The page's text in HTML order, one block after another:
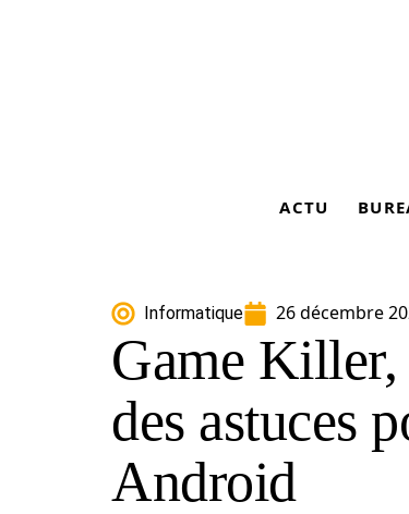
ACTU
Informatique 26 décembre
Game Killer,
des astuces
Android